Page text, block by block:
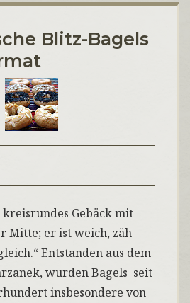
Blitz-Bagels
kreisrundes Gebäck mit
Mitte; er ist weich, zäh
Entstanden aus dem
wurden Bagels seit
insbesondere von